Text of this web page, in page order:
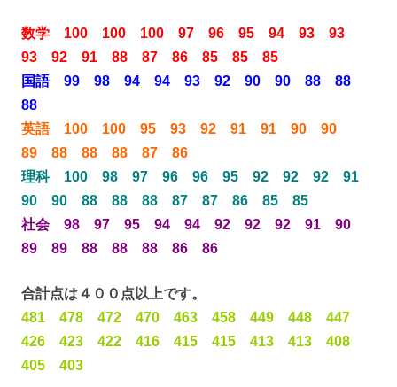
数学 100 100 100 97 96 95 94 93 93
93 92 91 88 87 86 85 85 85
国語 99 98 94 94 93 92 90 90 88 88
88
英語 100 100 95 93 92 91 91 90 90
89 88 88 88 87 86
理科 100 98 97 96 96 95 92 92 92 91
90 90 88 88 88 87 87 86 85 85
社会 98 97 95 94 94 92 92 92 91 90
89 89 88 88 88 86 86
合計点は４００点以上です。
481 478 472 470 463 458 449 448 447
426 423 422 416 415 415 413 413 408
405 403